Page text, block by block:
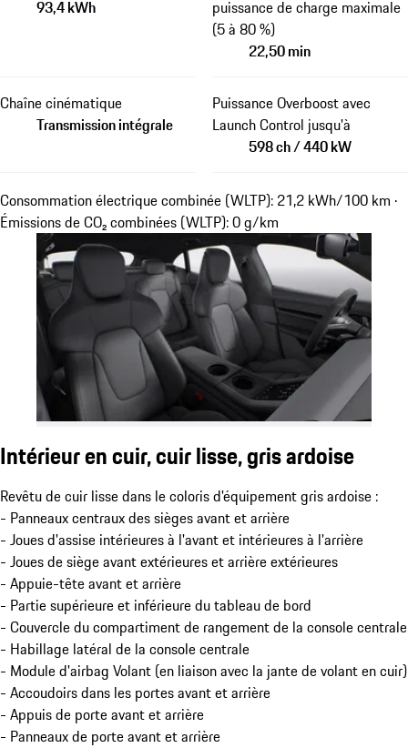
93,4 kWh
puissance de charge maximale
(5 à 80 %)
22,50 min
Chaîne cinématique
Transmission intégrale
Puissance Overboost avec
Launch Control jusqu'à
598 ch / 440 kW
Consommation électrique combinée (WLTP): 21,2 kWh/100 km ·
Émissions de CO₂ combinées (WLTP): 0 g/km
Intérieur en cuir, cuir lisse, gris ardoise
Revêtu de cuir lisse dans le coloris d'équipement gris ardoise :
- Panneaux centraux des sièges avant et arrière
- Joues d'assise intérieures à l'avant et intérieures à l'arrière
- Joues de siège avant extérieures et arrière extérieures
- Appuie-tête avant et arrière
- Partie supérieure et inférieure du tableau de bord
- Couvercle du compartiment de rangement de la console centrale
- Habillage latéral de la console centrale
- Module d'airbag Volant (en liaison avec la jante de volant en cuir)
- Accoudoirs dans les portes avant et arrière
- Appuis de porte avant et arrière
- Panneaux de porte avant et arrière